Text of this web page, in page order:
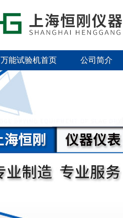
万能试验机首页 公司简介